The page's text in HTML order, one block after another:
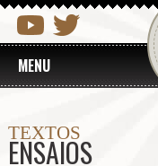
MENU
TEXTOS
ENSAIOS